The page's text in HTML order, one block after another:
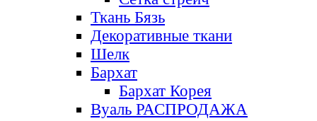
Ткань Бязь
Декоративные ткани
Шелк
Бархат
Бархат Корея
Вуаль РАСПРОДАЖА